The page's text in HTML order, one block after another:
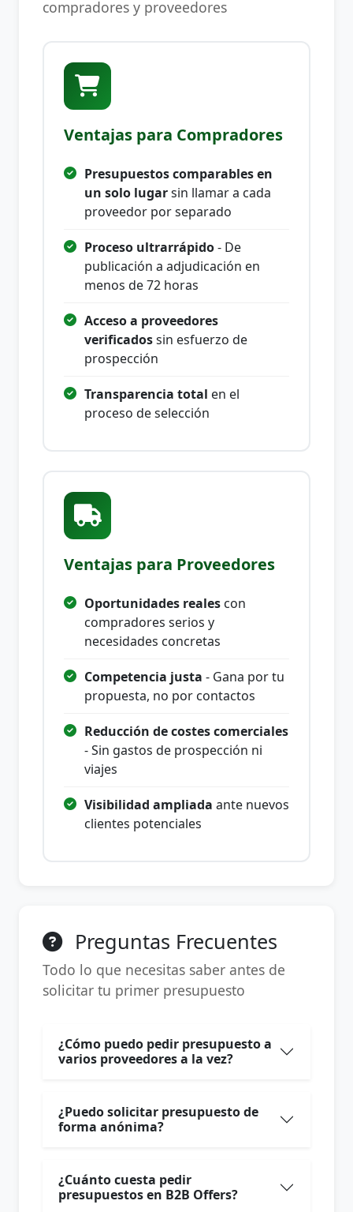
compradores y proveedores
Ventajas para Compradores
Presupuestos comparables en
un solo lugarsin llamar a cada
proveedor por separado
Proceso ultrarrápido- De
publicación a adjudicación en
menos de 72 horas
Acceso a proveedores
verificadossin esfuerzo de
prospección
Transparencia total en el
proceso de selección
Ventajas para Proveedores
Oportunidades reales con
compradores serios y
necesidades concretas
Competencia justa - Gana por tu
propuesta, no por contactos
Reducción de costes comerciales
- Sin gastos de prospección ni
viajes
Visibilidad ampliada ante nuevos
clientes potenciales
Preguntas Frecuentes
Todo lo que necesitas saber antes de
solicitar tu primer presupuesto
¿Cómo puedo pedir presupuesto a
varios proveedores a la vez?
¿Puedo solicitar presupuesto de
forma anónima?
¿Cuánto cuesta pedir
presupuestos en B2B Offers?